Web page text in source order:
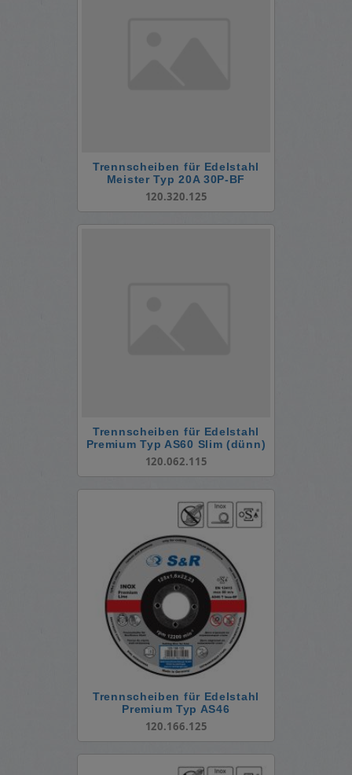
Trennscheiben für Edelstahl
Meister Typ 20A 30P-BF
120.320.125
Trennscheiben für Edelstahl
Premium Typ AS60 Slim (dünn)
120.062.115
Trennscheiben für Edelstahl
Premium Typ AS46
120.166.125